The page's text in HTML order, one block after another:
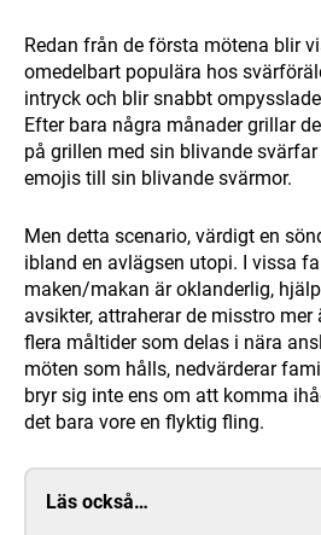
Redan från de första mötena blir
omedelbart populära hos
intryck och blir snabbt
Efter bara några månader grillar
på grillen med sin blivande
emojis till sin blivande svärmor.
Men detta scenario, värdigt en
ibland en avlägsen utopi. I vissa
maken/makan är oklanderlig,
avsikter, attraherar de misstro
flera måltider som delas i nära
möten som hålls, nedvärderar
bryr sig inte ens om att komma
det bara vore en flyktig fling.
Läs också…